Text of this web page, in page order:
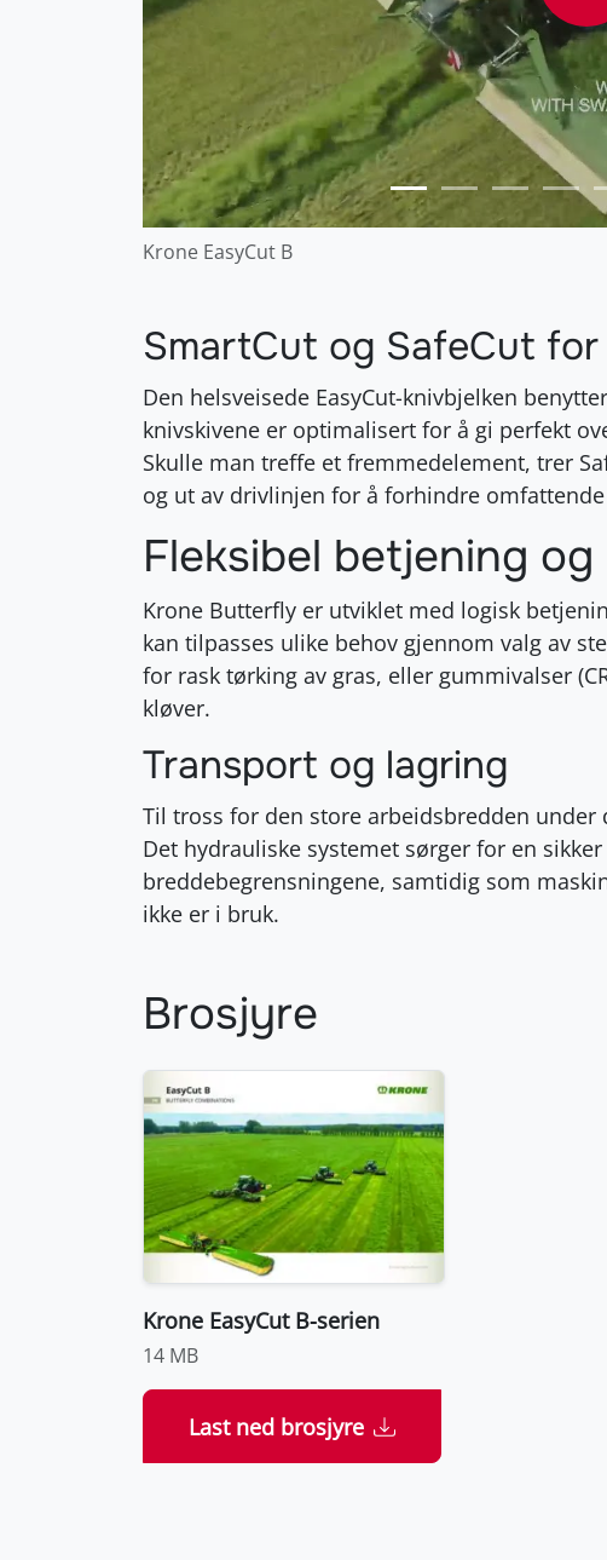
Krone EasyCut B
SmartCut og SafeCut
Den helsveisede EasyCut-knivbjelken
knivskivene er optimalisert for å gi perfekt
Skulle man treffe et fremmedelement, trer
og ut av drivlinjen for å forhindre
Fleksibel betjening
Krone Butterfly er utviklet med logisk
kan tilpasses ulike behov gjennom valg av
for rask tørking av gras, eller gummivalser
kløver.
Transport og lagring
Til tross for den store arbeidsbredden
Det hydrauliske systemet sørger for en
breddebegrensningene, samtidig som
ikke er i bruk.
Brosjyre
Krone EasyCut B-serien
14 MB
Last ned brosjyre